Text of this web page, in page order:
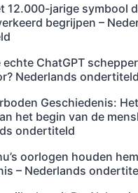
12.000-jarige symbool
begrijpen –
echte ChatGPT
Nederlands ondertiteld
Geschiedenis:
het begin van de
ondertiteld
oorlogen houden
– Nederlands